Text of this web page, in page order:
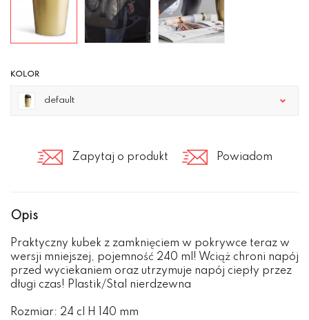
KOLOR
default
Zapytaj o produkt Powiadom
Opis
Praktyczny kubek z zamknięciem w pokrywce teraz w
wersji mniejszej, pojemność 240 ml! Wciąż chroni napój
przed wyciekaniem oraz utrzymuje napój ciepły przez
długi czas! Plastik/Stal nierdzewna
Rozmiar: 24 cl H 140 mm